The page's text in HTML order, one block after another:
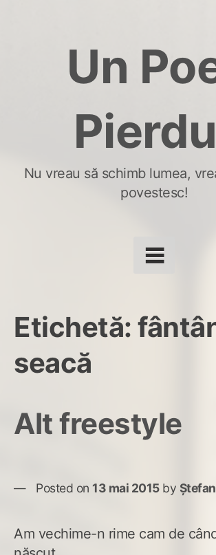
Un
Nu vreau să schimb lumea,
povestesc!
Etichetă:
seacă
Alt freestyle
Posted on 13 mai 2015by
Am vechime-n rime cam de